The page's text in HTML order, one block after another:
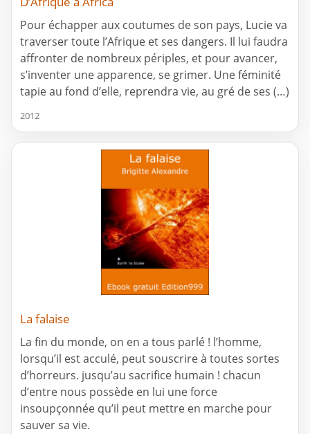
Pour échapper aux coutumes de son pays, Lucie va
traverser toute l’Afrique et ses dangers. Il lui faudra
affronter de nombreux périples, et pour avancer,
s’inventer une apparence, se grimer. Une féminité
tapie au fond d’elle, reprendra vie, au gré de ses (…)
2012
La falaise
La fin du monde, on en a tous parlé ! l’homme,
lorsqu’il est acculé, peut souscrire à toutes sortes
d’horreurs. jusqu’au sacrifice humain ! chacun
d’entre nous possède en lui une force
insoupçonnée qu’il peut mettre en marche pour
sauver sa vie.